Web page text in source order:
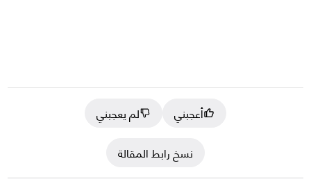
أعجبني
لم يعجبني
نسخ رابط المقالة